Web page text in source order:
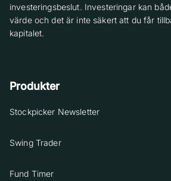
investeringsbeslut. Investeringar kan
värde och det är inte säkert att du får
kapitalet.
Produkter
Stockpicker Newsletter
Swing Trader
Fund Timer